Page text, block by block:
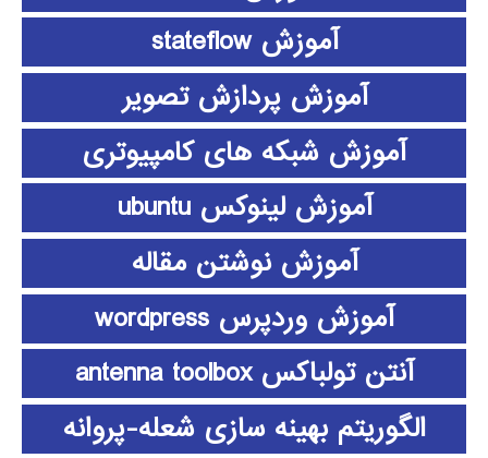
آموزش stateflow
آموزش پردازش تصویر
آموزش شبکه های کامپیوتری
آموزش لینوکس ubuntu
آموزش نوشتن مقاله
آموزش وردپرس wordpress
آنتن تولباکس antenna toolbox
الگوریتم بهینه سازی شعله-پروانه